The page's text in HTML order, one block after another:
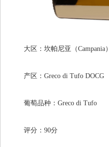
大区：坎帕尼亚（Campania）
产区：Greco di Tufo DOCG
葡萄品种：Greco di Tufo
评分：90分